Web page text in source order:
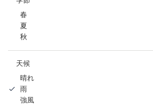
春
夏
秋
天候
晴れ
雨
強風